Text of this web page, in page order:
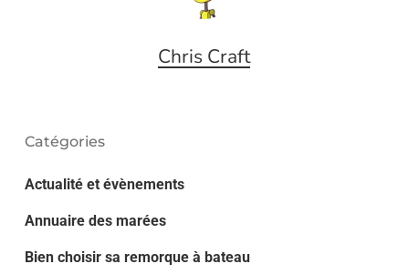
Chris Craft
Catégories
Actualité et évènements
Annuaire des marées
Bien choisir sa remorque à bateau